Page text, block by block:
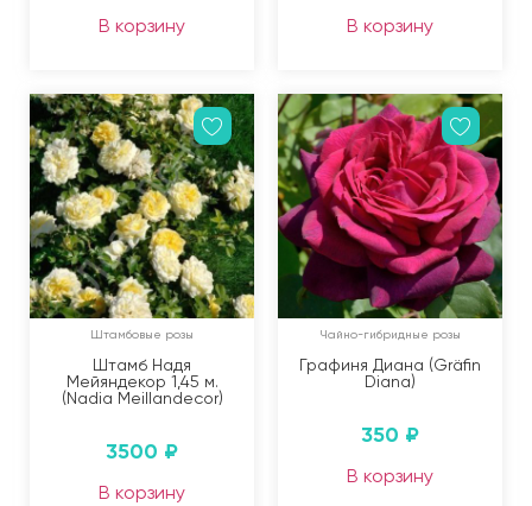
В корзину В корзину
Штамбовые розы
Штамб Надя
Мейяндекор 1,45 м.
(Nadia Meillandecor)
3500 ₽
В корзину
Чайно-гибридные розы
Графиня Диана (Gräfin
Diana)
350 ₽
В корзину